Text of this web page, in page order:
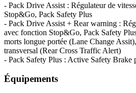
- Pack Drive Assist : Régulateur de
Stop&Go, Pack Safety Plus
- Pack Drive Assist + Rear warning :
avec fonction Stop&Go, Pack Safety
morts longue portée (Lane Change
transversal (Rear Cross Traffic Alert)
- Pack Safety Plus : Active Safety Brake
Équipements